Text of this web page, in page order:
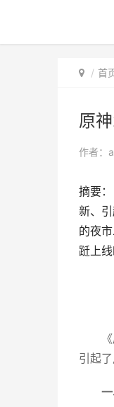
首
原
作者：
摘要
新、
的夜
跹上
引起